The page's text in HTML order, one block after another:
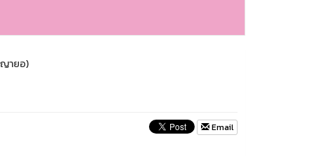
ายอ)
Email